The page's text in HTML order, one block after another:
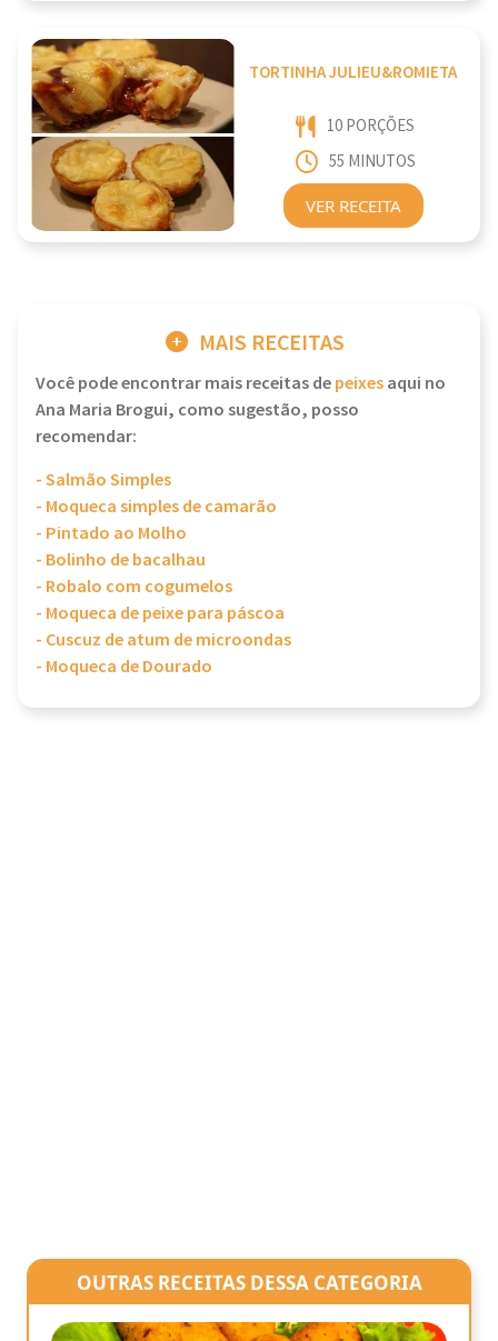
TORTINHA JULIEU&ROMIETA
10 PORÇÕES
55 MINUTOS
VER RECEITA
MAIS RECEITAS
Você pode encontrar mais receitas depeixesaqui no
Ana Maria Brogui, como sugestão, posso
recomendar:
- Salmão Simples
- Moqueca simples de camarão
- Pintado ao Molho
- Bolinho de bacalhau
- Robalo com cogumelos
- Moqueca de peixe para páscoa
- Cuscuz de atum de microondas
- Moqueca de Dourado
OUTRAS RECEITAS DESSA CATEGORIA